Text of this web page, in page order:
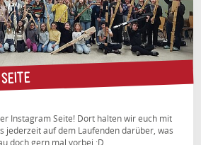
Instagram Seite! Dort halten wir euch mit
jederzeit auf dem Laufenden darüber, was
doch gern mal vorbei :D